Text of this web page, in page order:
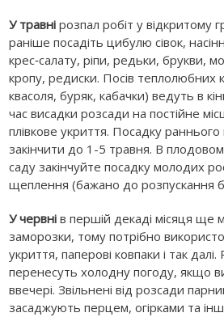
У травні розпал робіт у відкритому
раніше посадіть цибулю сівок,
крес‑салату, ріпи, редьки, брукви,
кропу, редиски. Посів теплолюбних
квасоля, буряк, кабачки) ведуть в
час висадки розсади на постійне
плівкове укриття. Посадку раннього
закінчити до 1-5 травня. В
саду закінчуйте посадку молодих
щеплення (бажано до розпускання
У червні в першій декаді місяця ще
заморозки, тому потрібно
укриття, паперові ковпаки і так
перенесуть холодну погоду, якщо
ввечері. Звільнені від розсади
засаджують перцем, огірками та